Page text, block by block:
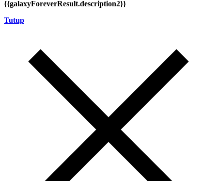
{{galaxyForeverResult.description2}}
Tutup